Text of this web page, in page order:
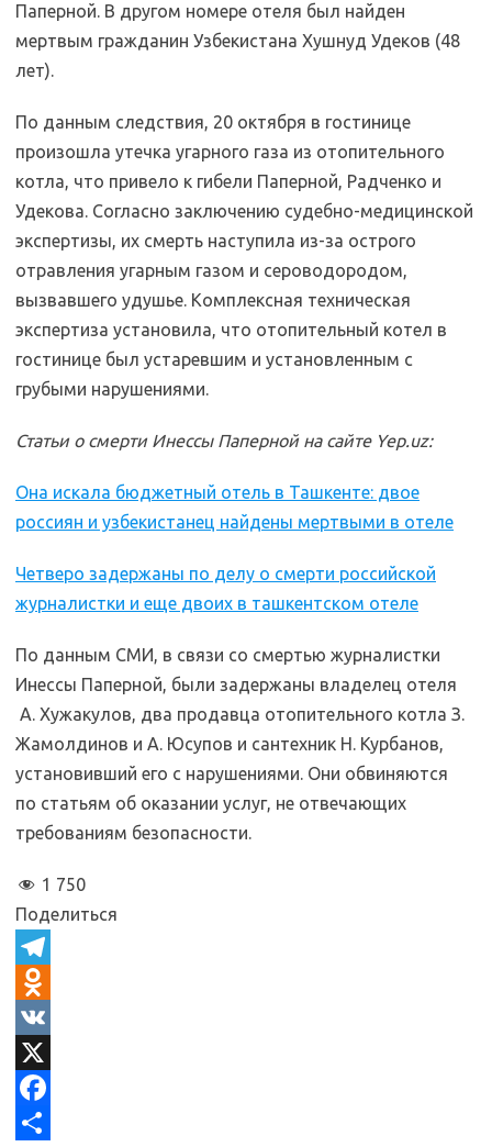
Паперной. В другом номере отеля был найден
мертвым гражданин Узбекистана Хушнуд Удеков (48
лет).
По данным следствия, 20 октября в гостинице
произошла утечка угарного газа из отопительного
котла, что привело к гибели Паперной, Радченко и
Удекова. Согласно заключению судебно-медицинской
экспертизы, их смерть наступила из-за острого
отравления угарным газом и сероводородом,
вызвавшего удушье. Комплексная техническая
экспертиза установила, что отопительный котел в
гостинице был устаревшим и установленным с
грубыми нарушениями.
Статьи о смерти Инессы Паперной на сайте Yep.uz:
Она искала бюджетный отель в Ташкенте: двое
россиян и узбекистанец найдены мертвыми в отеле
Четверо задержаны по делу о смерти российской
журналистки и еще двоих в ташкентском отеле
По данным СМИ, в связи со смертью журналистки
Инессы Паперной, были задержаны владелец отеля
А. Хужакулов, два продавца отопительного котла З.
Жамолдинов и А. Юсупов и сантехник Н. Курбанов,
установивший его с нарушениями. Они обвиняются
по статьям об оказании услуг, не отвечающих
требованиям безопасности.
1 750
Поделиться
T
e
e
g
O
d
n
o
V
KX
F